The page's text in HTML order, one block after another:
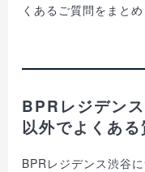
くあるご質問をまとめ
BPRレジデン
以外でよくあ
BPRレジデンス渋谷